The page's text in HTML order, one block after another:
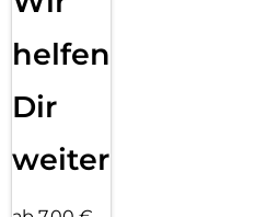
helfen
Dir
weiter